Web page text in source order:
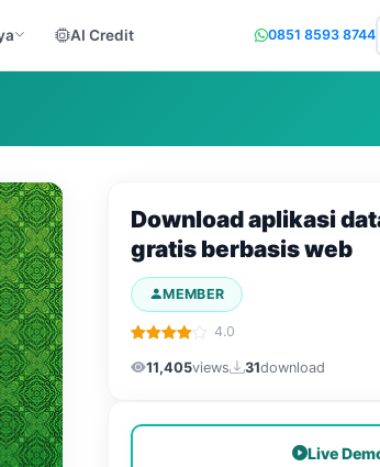
AI Credit 0851 8593 8744
Download aplikasi
gratis berbasis web
MEMBER
4.0
11,405views 31download
Live